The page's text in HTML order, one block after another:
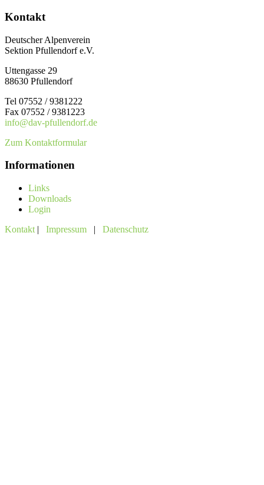
Kontakt
Deutscher Alpenverein
Sektion Pfullendorf e.V.
Uttengasse 29
88630 Pfullendorf
Tel 07552 / 9381222
Fax 07552 / 9381223
info@dav-pfullendorf.de
Zum Kontaktformular
Informationen
Links
Downloads
Login
Kontakt | Impressum | Datenschutz